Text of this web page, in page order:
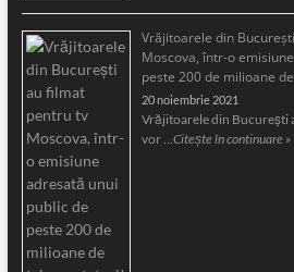
Vrăjitoarele din
Moscova, într-o
peste 200 de milioane
20 noiembrie 2021
Vrăjitoarele din București
vor … Citește în continuare »